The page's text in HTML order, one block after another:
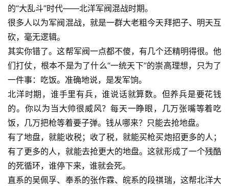
的“大乱斗”时代——北洋军阀混战时期。
很多人以为军阀混战，就是一群大老粗今天拜把子、明天互
砍，毫无逻辑。
其实你错了。这帮军阀一点都不傻，有几个还精明得很。他
们打仗，根本不是为了什么“一统天下”的崇高理想，只为了
一件事：吃饭。准确地说，是发军饷。
北洋时期，谁手里有兵，谁说话就算数。但养兵是要花钱
的。你以为当大帅很威风？每天一睁眼，几万张嘴等着吃
饭，几万把枪等着要子弹。钱从哪来？只能去抢地盘。
有了地盘，就能收税；收了税，就能买枪买炮招更多的人；
有了更多的人，就能去抢更大的地盘。这就形成了一个残酷
的死循环，谁停下来，谁就会死。
直系的吴佩孚、 奉系的张作霖、皖系的段祺瑞，这帮北洋大